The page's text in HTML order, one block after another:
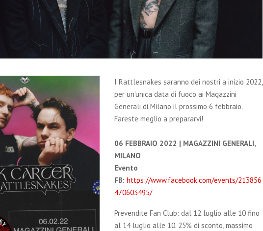
I Rattlesnakes saranno dei nostri a inizio 2022,
per un’unica data di fuoco ai Magazzini
Generali di Milano il prossimo 6 febbraio.
Fareste meglio a prepararvi!
06 FEBBRAIO 2022 | MAGAZZINI GENERALI,
MILANO
Evento
FB: https://www.facebook.com/events/213856
470603495/
Prevendite Fan Club: dal 12 luglio alle 10 fino
al 14 luglio alle 10. 25% di sconto, massimo